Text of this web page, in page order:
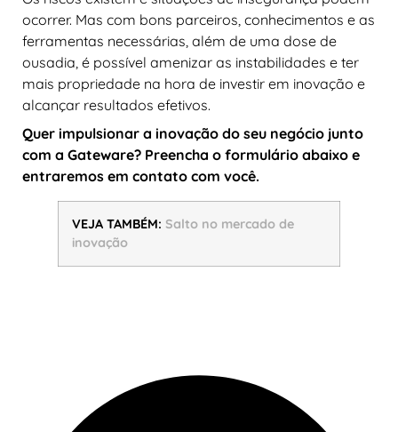
ocorrer. Mas com bons parceiros, conhecimentos e as
ferramentas necessárias, além de uma dose de
ousadia, é possível amenizar as instabilidades e ter
mais propriedade na hora de investir em inovação e
alcançar resultados efetivos.
Quer impulsionar a inovação do seu negócio junto
com a Gateware? Preencha o formulário abaixo e
entraremos em contato com você.
VEJA TAMBÉM: Salto no mercado de
inovação